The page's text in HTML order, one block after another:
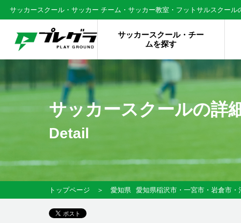
サッカースクール・サッカー チーム・サッカー教室・フットサルスクール
サッカースクール・チー
ムを探す
サッカースクールの詳
Detail
トップページ ＞ 愛知県 愛知県稲沢市・一宮市・岩倉市